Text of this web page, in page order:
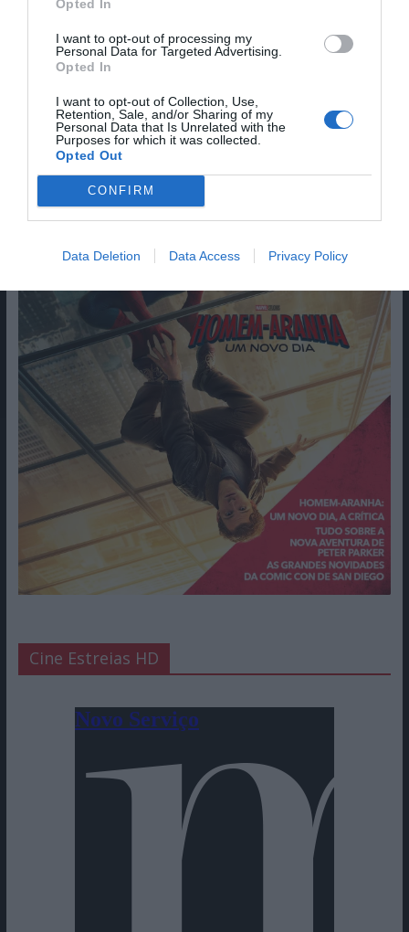
Opted In
I want to opt-out of processing my
Personal Data for Targeted Advertising.
Opted In
I want to opt-out of Collection, Use,
Retention, Sale, and/or Sharing of my
Personal Data that Is Unrelated with the
Purposes for which it was collected.
Opted Out
CONFIRM
Data Deletion Data Access Privacy Policy
Sim, adicione-me à mailing list da Newsletter MHD
Cine Estreias HD